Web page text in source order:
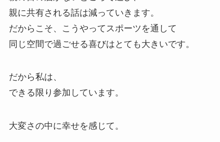
親に共有される話は減っていきます。
だからこそ、こうやってスポーツを通して
同じ空間で過ごせる喜びはとても大きいです。
だから私は、
できる限り参加しています。
大変さの中に幸せを感じて。